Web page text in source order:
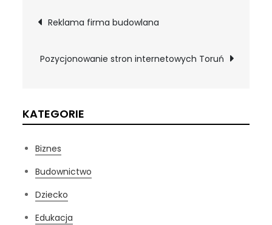
Nawigacja
wpisu
Reklama firma budowlana
Pozycjonowanie stron internetowych Toruń
KATEGORIE
Biznes
Budownictwo
Dziecko
Edukacja